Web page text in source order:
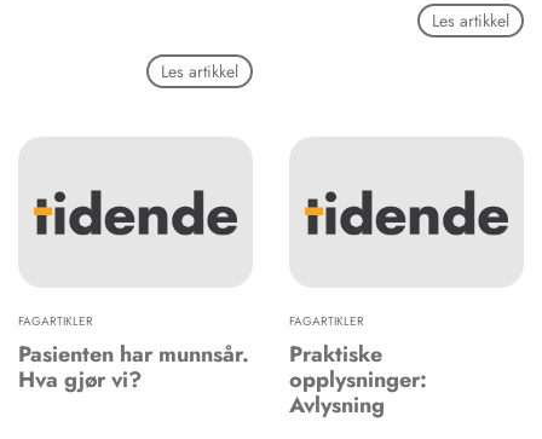
Les artikkel
Les artikkel
FAGARTIKLER
Pasienten har munnsår.
Hva gjør vi?
FAGARTIKLER
Praktiske
opplysninger:
Avlysning